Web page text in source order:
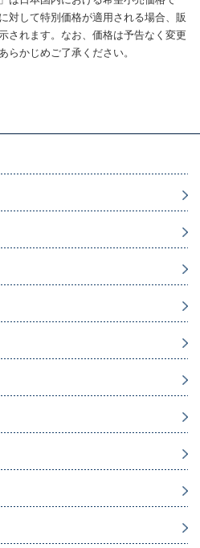
対して特別価格が適用される場合、販
されます。なお、価格は予告なく変更
らかじめご了承ください。